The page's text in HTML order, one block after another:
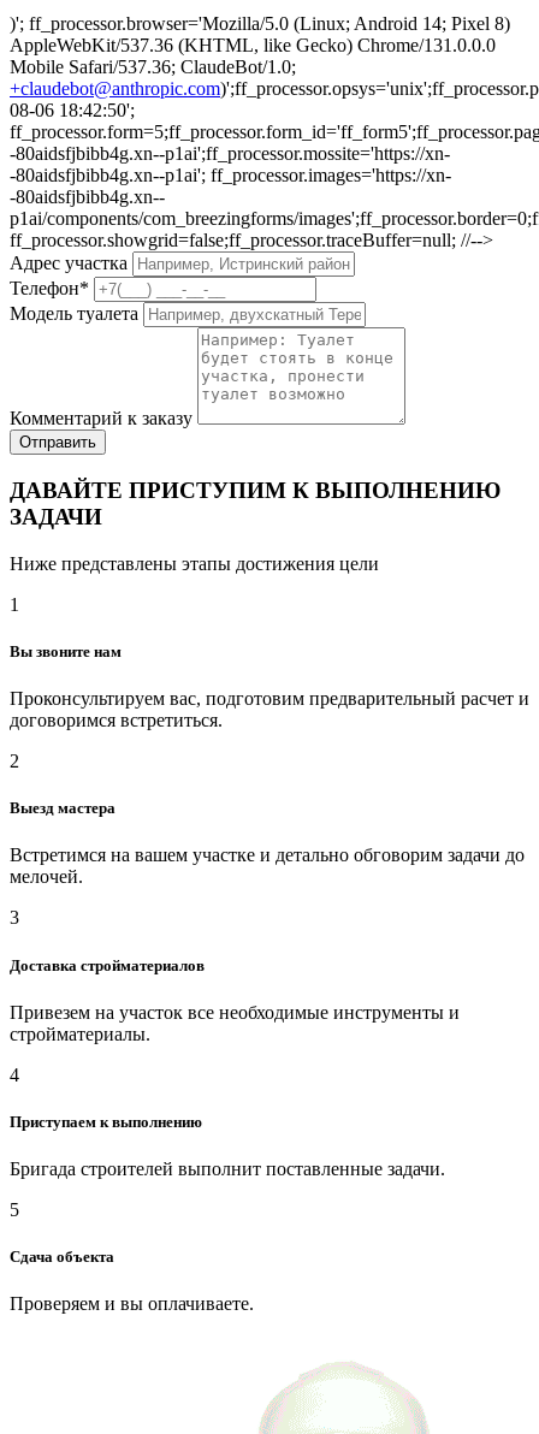
)'; ff_processor.browser='Mozilla/5.0 (Linux; Android 14; Pixel 8)
AppleWebKit/537.36 (KHTML, like Gecko) Chrome/131.0.0.0
Mobile Safari/537.36; ClaudeBot/1.0;
+claudebot@anthropic.com
08-06 18:42:50';
-80aidsfjbibb4g.xn--p1ai';ff_processor.mossite='https://xn-
-80aidsfjbibb4g.xn--p1ai'; ff_processor.images='https://xn-
-80aidsfjbibb4g.xn--
p1ai/components/com_breezingforms/
ff_processor.showgrid=false;ff_processor.traceBuffer=null; //-->
Адрес участка
Телефон*
Модель туалета
Комментарий к заказу
Отправить
ДАВАЙТЕ ПРИСТУПИМ К ВЫПОЛНЕНИЮ
ЗАДАЧИ
Ниже представлены этапы достижения цели
1
Вы звоните нам
Проконсультируем вас, подготовим предварительный расчет и
договоримся встретиться.
2
Выезд мастера
Встретимся на вашем участке и детально обговорим задачи до
мелочей.
3
Доставка стройматериалов
Привезем на участок все необходимые инструменты и
стройматериалы.
4
Приступаем к выполнению
Бригада строителей выполнит поставленные задачи.
5
Сдача объекта
Проверяем и вы оплачиваете.